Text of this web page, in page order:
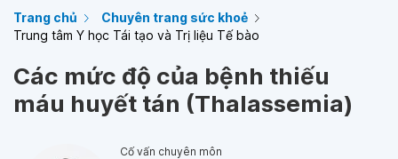
Trang chủ
Chuyên trang sức khoẻ
Trung tâm Y học Tái tạo và Trị liệu Tế bào
Các mức độ của bệnh thiếu
máu huyết tán (Thalassemia)
Cố vấn chuyên môn